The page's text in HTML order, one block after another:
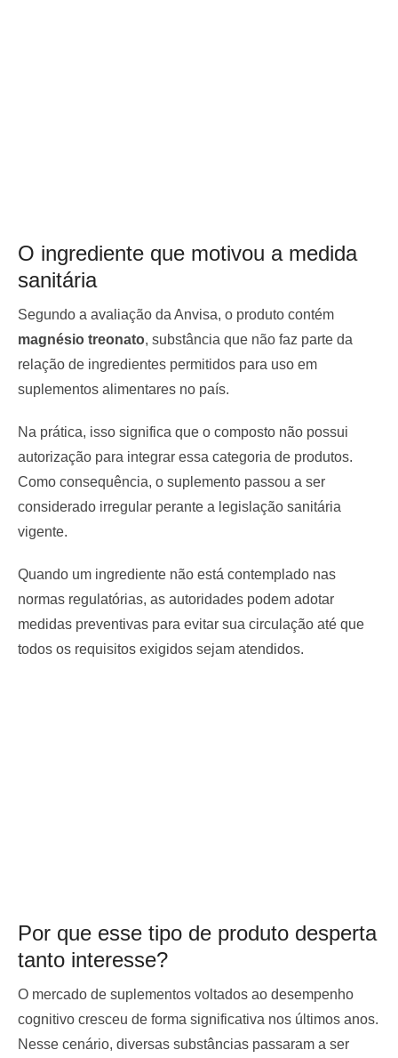
O ingrediente que motivou a medida
sanitária
Segundo a avaliação da Anvisa, o produto contém
magnésio treonato, substância que não faz parte da
relação de ingredientes permitidos para uso em
suplementos alimentares no país.
Na prática, isso significa que o composto não possui
autorização para integrar essa categoria de produtos.
Como consequência, o suplemento passou a ser
considerado irregular perante a legislação sanitária
vigente.
Quando um ingrediente não está contemplado nas
normas regulatórias, as autoridades podem adotar
medidas preventivas para evitar sua circulação até que
todos os requisitos exigidos sejam atendidos.
Por que esse tipo de produto desperta
tanto interesse?
O mercado de suplementos voltados ao desempenho
cognitivo cresceu de forma significativa nos últimos anos.
Nesse cenário, diversas substâncias passaram a ser